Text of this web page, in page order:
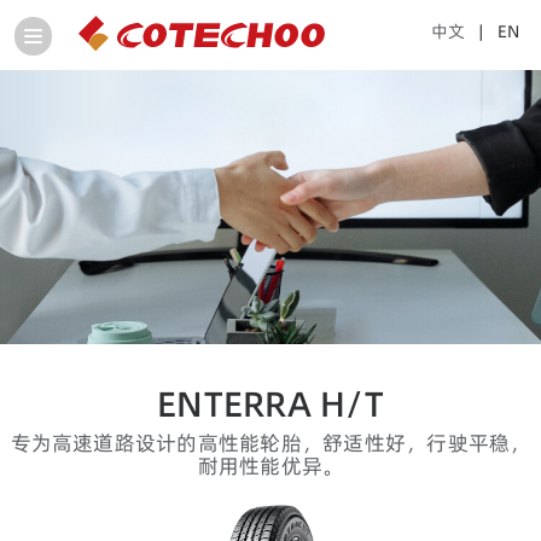
中文 | EN
ENTERRA H/T
专为高速道路设计的高性能轮胎，舒适性好，行驶平稳，
耐用性能优异。